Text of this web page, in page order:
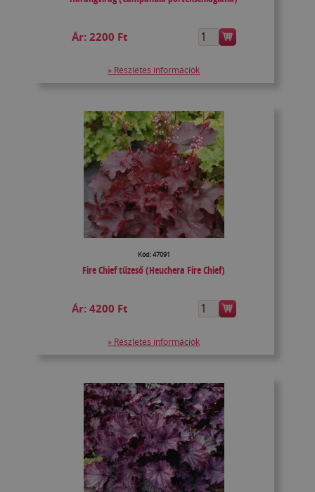
Ár:2200 Ft
» Részletes információk
Kód: 47091
Fire Chief tűzeső (Heuchera Fire Chief)
Ár:4200 Ft
» Részletes információk